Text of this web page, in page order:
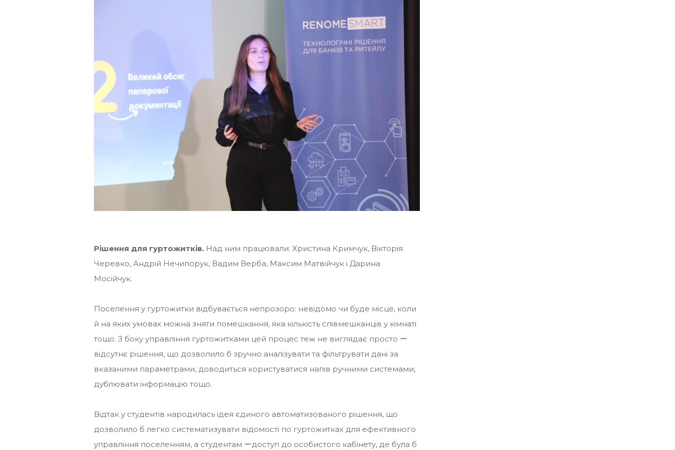
Рішення для гуртожитків. Над ним працювали: Христина Кримчук, Вікторія
Черевко, Андрій Нечипорук, Вадим Верба, Максим Матвійчук і Дарина
Мосійчук.
Поселення у гуртожитки відбувається непрозоро: невідомо чи буде місце, коли
й на яких умовах можна зняти помешкання, яка кількість співмешканців у кімнаті
тощо. З боку управління гуртожитками цей процес теж не виглядає просто ー
відсутнє рішення, що дозволило б зручно аналізувати та фільтрувати дані за
вказаними параметрами, доводиться користуватися напів ручними системами,
дублювати інформацію тощо.
Відтак у студентів народилась ідея єдиного автоматизованого рішення, що
дозволило б легко систематизувати відомості по гуртожитках для ефективного
управління поселенням, а студентам ーдоступ до особистого кабінету, де була б